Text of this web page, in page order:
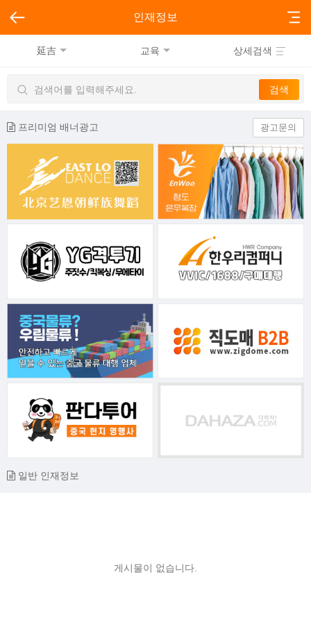
인재정보
延吉 교육 상세검색
프리미엄 배너광고 광고문의
일반 인재정보
게시물이 없습니다.